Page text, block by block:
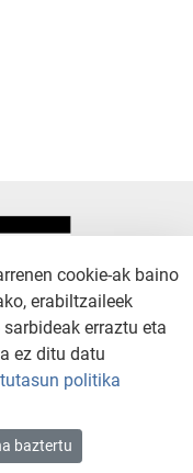
OHARRA
POLITIKA
derechos reservados.
cookie-ak baino
erabiltzaileek
erraztu eta
ez ditu datu
politika
baztertu